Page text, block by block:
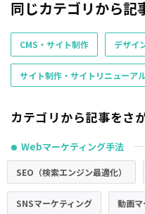
同じカテゴリから記
CMS・サイト制作 デザイ
サイト制作・サイトリニューア
カテゴリから記事をさ
● Webマーケティング手法
SEO（検索エンジン最適化）
SNSマーケティング 動画マ